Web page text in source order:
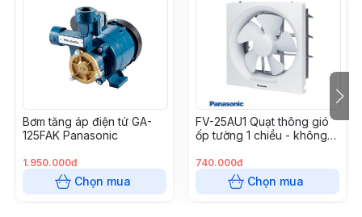
Bơm tăng áp điện tử GA-
125FAK Panasonic
1.950.000đ
Chọn mua
FV-25AU1 Quạt thông gió
ốp tường 1 chiều - không
740.000đ
Chọn mua